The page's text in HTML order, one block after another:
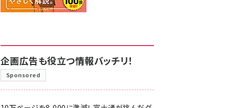
企画広告も役立つ情報バッチリ！
Sponsored